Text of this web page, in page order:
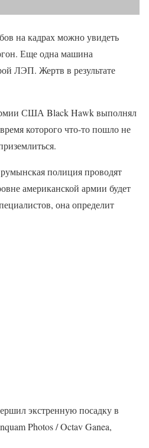
на кадрах можно увидеть
Еще одна машина
ЛЭП. Жертв в результате
США Black Hawk выполнял
которого что-то пошло не
полиция проводят
американской армии будет
она определит
экстренную посадку в
Photos / Octav Ganea,